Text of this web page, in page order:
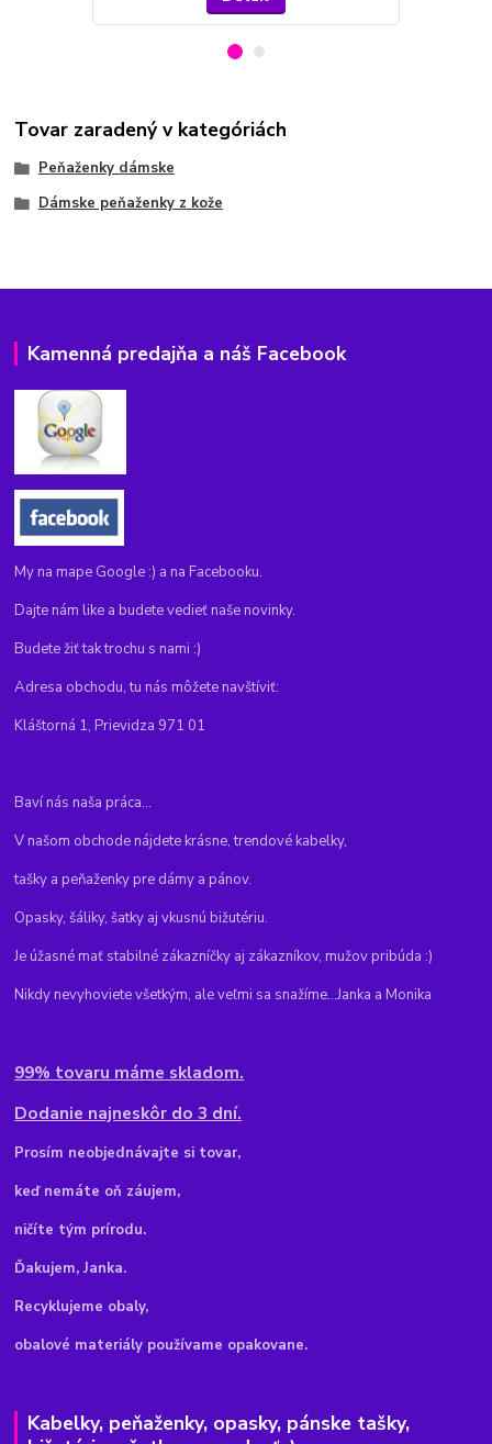
Tovar zaradený v kategóriách
Peňaženky dámske
Dámske peňaženky z kože
Kamenná predajňa a náš Facebook
My na mape Google :) a na Facebooku.
Dajte nám like a budete vedieť naše novinky.
Budete žiť tak trochu s nami :)
Adresa obchodu, tu nás môžete navštíviť:
Kláštorná 1, Prievidza 971 01
Baví nás naša práca...
V našom obchode nájdete krásne, trendové kabelky,
tašky a peňaženky pre dámy a pánov.
Opasky, šáliky, šatky aj vkusnú bižutériu.
Je úžasné mať stabilné zákazníčky aj zákazníkov, mužov pribúda :)
Nikdy nevyhoviete všetkým, ale veľmi sa snažíme...Janka a Monika
99% tovaru máme skladom.
Dodanie najneskôr do 3 dní.
Prosím neobjednávajte si tovar,
keď nemáte oň záujem,
ničíte tým prírodu.
Ďakujem, Janka.
Recyklujeme obaly,
obalové materiály používame opakovane.
Kabelky, peňaženky, opasky, pánske tašky,